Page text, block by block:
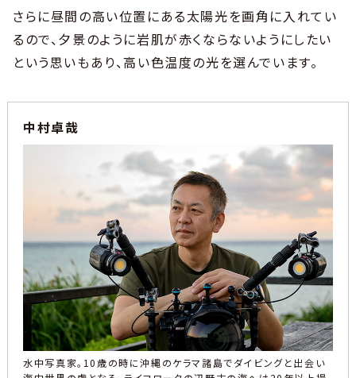
さらに昼間の高い位置にある太陽光を画角に入れてい
るので、夕景のように岩肌が赤くならないようにしたい
という思いもあり、高い色温度の光を選んでいます。
中村卓哉
水中写真家。10歳の時に沖縄のケラマ諸島でダイビングと出会い